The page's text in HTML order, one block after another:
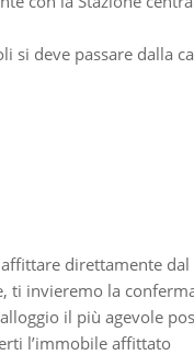
si deve passare dalla
direttamente
invieremo la
il più agevole
l’immobile affittato